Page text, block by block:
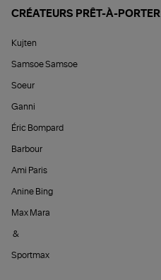
CRÉATEURS PRÊT-À-PORTER
Kujten
Samsoe Samsoe
Soeur
Ganni
Éric Bompard
Barbour
Ami Paris
Anine Bing
Max Mara
&
Sportmax